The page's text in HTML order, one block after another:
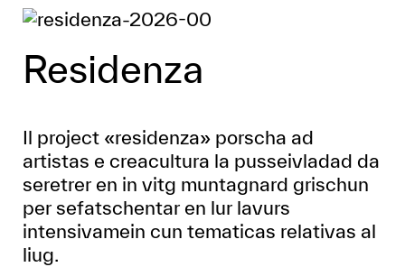
Residenza
Il project «residenza» porscha ad
artistas e creacultura la pusseivladad da
seretrer en in vitg muntagnard grischun
per sefatschentar en lur lavurs
intensivamein cun tematicas relativas al
liug.